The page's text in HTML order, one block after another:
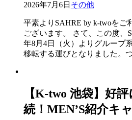
2026年7月6日 その他
平素よりSAHRE by k-twoをご
ございます。 さて、この度、
年8月4日（火）よりグループ
移転する運びとなりました。
【K-two 池袋】好
続！MEN’S紹介キ